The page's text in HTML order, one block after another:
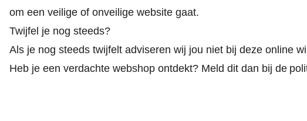
om een veilige of onveilige website gaat.
Twijfel je nog steeds?
Als je nog steeds twijfelt adviseren wij jou niet bij deze online
Heb je een verdachte webshop ontdekt? Meld dit dan bij de